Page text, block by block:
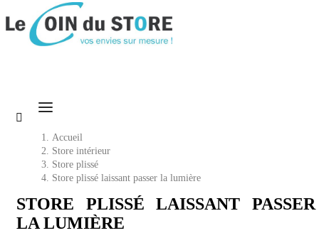

Accueil
Store intérieur
Store plissé
Store plissé laissant passer la lumière
STORE PLISSÉ LAISSANT PASSER
LA LUMIÈRE